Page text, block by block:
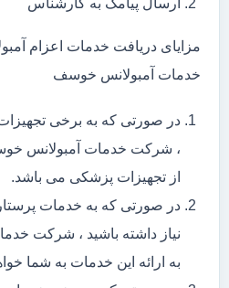
مزایای دریافت خدمات اعزام
خدمات آمبولانس خوسف
در صورتی که به برخی
، شرکت خدمات آمبولانس
از تجهیزات پزشکی می باشد.
در صورتی که به خدمات
نیاز داشته باشید ، شرکت
به ارائه این خدمات به شما